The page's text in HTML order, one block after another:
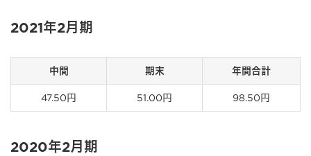
2021年2月期
中間 期末 年間合計
47.50円 51.00円 98.50円
2020年2月期